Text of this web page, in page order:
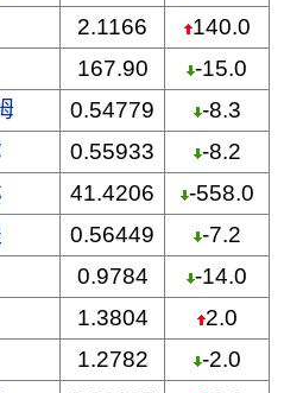
2.1166
140.0
167.90
-15.0
0.54779
-8.3
0.55933
-8.2
41.4206
-558.0
0.56449
-7.2
0.9784
-14.0
1.3804
2.0
1.2782
-2.0